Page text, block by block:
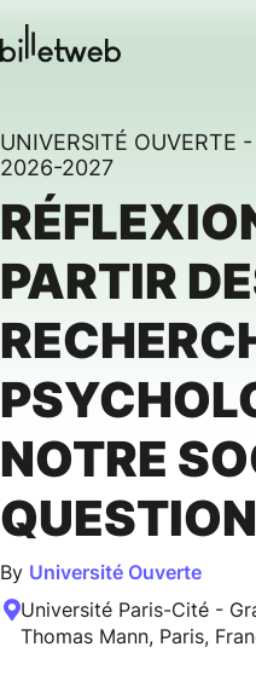
UNIVERSITÉ OUVERTE
2026-2027
PARTIR
NOTRE
QUESTION
By Université Ouverte
Université Paris-Cité -
Thomas Mann, Paris,